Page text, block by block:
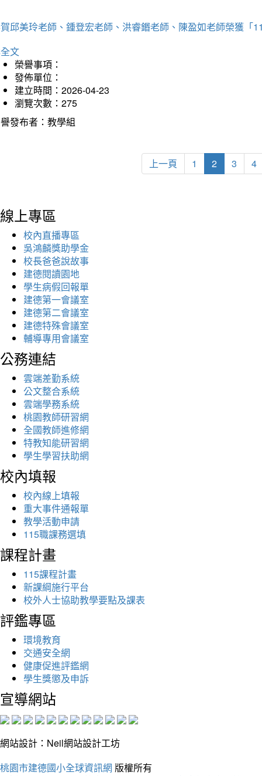
邱美玲老師、鍾登宏老師、洪睿鍲老師、陳盈如老師榮獲「
文
榮譽事項：
發佈單位：
建立時間：2026-04-23
瀏覽次數：275
發布者：教學組
上一頁 1 2 3 4
線上專區
校內直播專區
吳鴻麟獎助學金
校長爸爸說故事
建德閱讀園地
學生病假回報單
建德第一會議室
建德第二會議室
建德特殊會議室
輔導專用會議室
公務連結
雲端差勤系統
公文整合系統
雲端學務系統
桃園教師研習網
全國教師進修網
特教知能研習網
學生學習扶助網
校內填報
校內線上填報
重大事件通報單
教學活動申請
115職課務選填
課程計畫
115課程計畫
新課綱施行平台
校外人士協助教學要點及課表
評鑑專區
環境教育
交通安全網
健康促進評鑑網
學生獎懲及申訴
宣導網站
網站設計：Neil網站設計工坊
桃園市建德國小全球資訊網 版權所有